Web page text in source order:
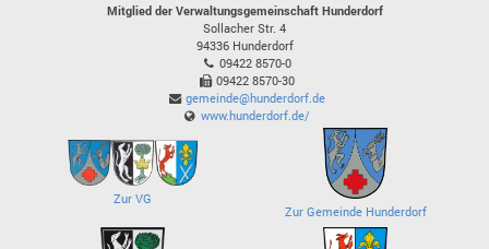
Mitglied der Verwaltungsgemeinschaft Hunderdorf
Sollacher Str. 4
94336 Hunderdorf
09422 8570-0
09422 8570-30
gemeinde@hunderdorf.de
www.hunderdorf.de/
Zur VG
Zur Gemeinde Hunderdorf